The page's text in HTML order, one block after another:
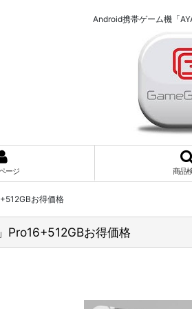
Android携帯ゲーム機「
ージ 商品
お得価格
Pro16+512GBお得価格